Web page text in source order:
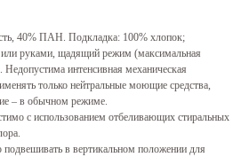
40% ПАН. Подкладка: 100% хлопок;
руками, щадящий режим (максимальная
Недопустима интенсивная механическая
только нейтральные моющие средства,
– в обычном режиме.
с использованием отбеливающих стиральных
в вертикальном положении для